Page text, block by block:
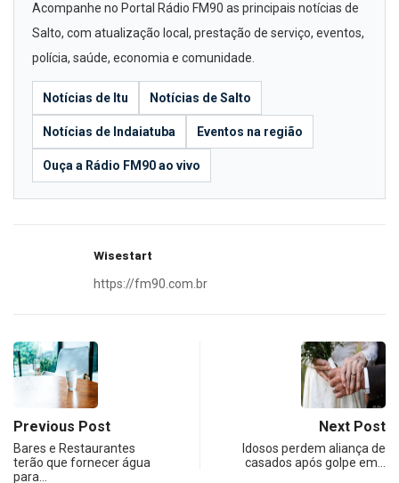
Acompanhe no Portal Rádio FM90 as principais notícias de
Salto, com atualização local, prestação de serviço, eventos,
polícia, saúde, economia e comunidade.
Notícias de Itu Notícias de Salto
Notícias de Indaiatuba Eventos na região
Ouça a Rádio FM90 ao vivo
Wisestart
https://fm90.com.br
Previous Post
Bares e Restaurantes
terão que fornecer água
para…
Next Post
Idosos perdem aliança de
casados após golpe em…